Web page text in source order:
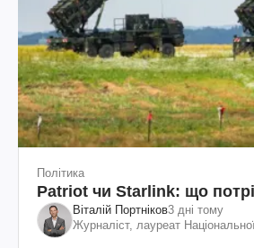
Політика
Patriot чи Starlink: що
Віталій Портніков3 дні тому
Журналіст, лауреат